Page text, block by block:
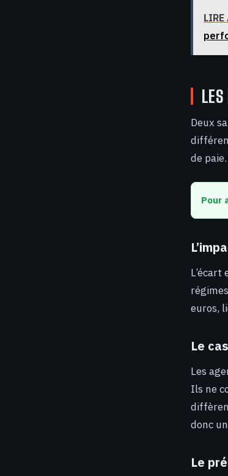
LIRE
Deux
de paie.
Pour
euros,
Le
Les
Ils ne
donc
Le